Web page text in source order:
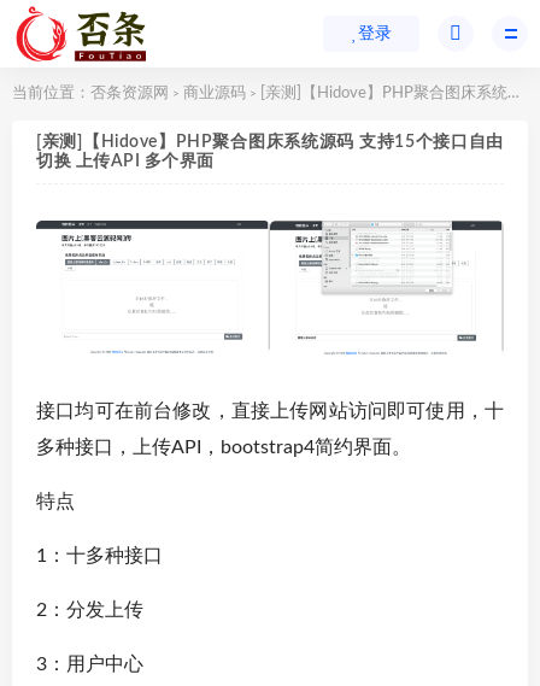
登录
当前位置： 否条资源网 > 商业源码 > [亲测]【Hidove】PHP聚合图床系统源码 支持15个接口自由切换 上传API 多个界面
[亲测]【Hidove】PHP聚合图床系统源码 支持15个接口自由
切换 上传API 多个界面
接口均可在前台修改，直接上传网站访问即可使用，十
多种接口，上传API，bootstrap4简约界面。
特点
1：十多种接口
2：分发上传
3：用户中心